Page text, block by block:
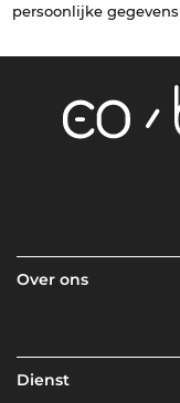
persoonlijke
Over ons
Dienst